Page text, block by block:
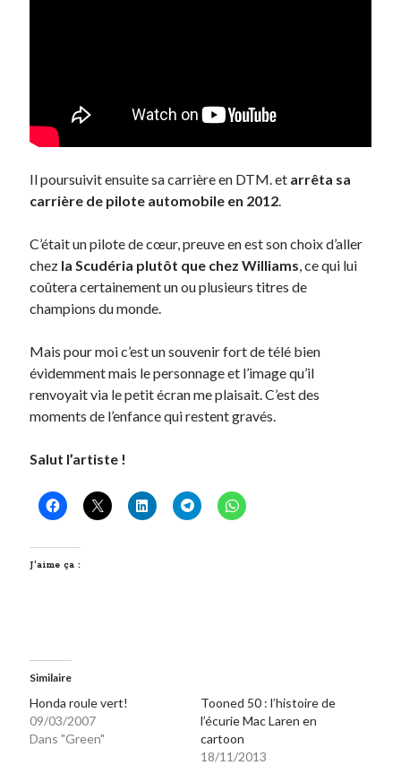
Il poursuivit ensuite sa carrière en DTM. et arrêta sa
carrière de pilote automobile en 2012.
C’était un pilote de cœur, preuve en est son choix d’aller
chez la Scudéria plutôt que chez Williams, ce qui lui
coûtera certainement un ou plusieurs titres de
champions du monde.
Mais pour moi c’est un souvenir fort de télé bien
évidemment mais le personnage et l’image qu’il
renvoyait via le petit écran me plaisait. C’est des
moments de l’enfance qui restent gravés.
Salut l’artiste !
J’aime ça :
Similaire
Honda roule vert!
09/03/2007
Dans "Green"
Tooned 50 : l’histoire de
l’écurie Mac Laren en
cartoon
18/11/2013